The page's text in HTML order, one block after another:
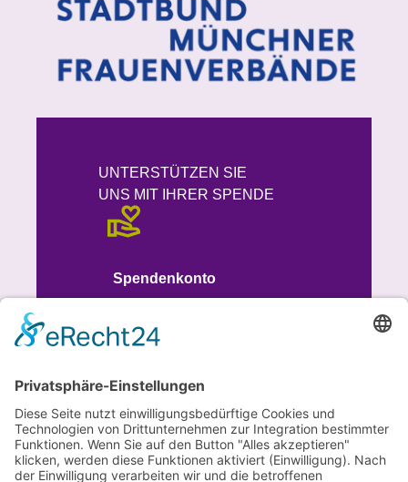
UNTERSTÜTZEN SIE
UNS MIT IHRER SPENDE
Spendenkonto
DE93 7015 0000 1008 8613 51